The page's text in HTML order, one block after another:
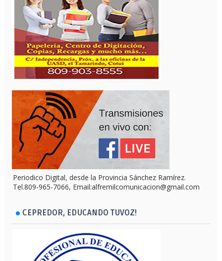
Periodico Digital, desde la Provincia Sánchez Ramírez.
Tel.809-965-7066, Email:alfremilcomunicacion@gmail.com
CEPREDOR, EDUCANDO TUVOZ!